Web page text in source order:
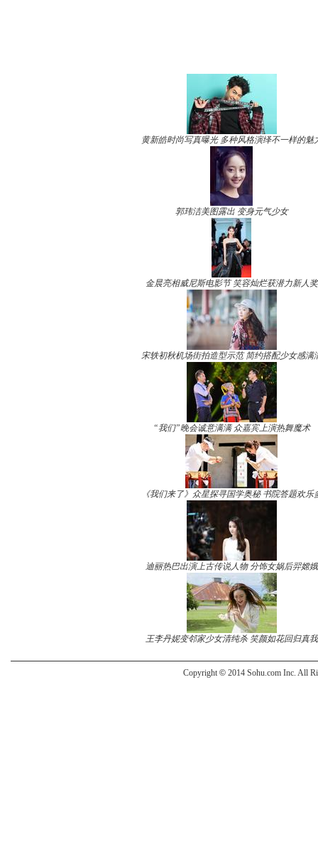
黄新皓时尚写真曝光 多种风格演绎不一样的魅
郭玮洁美图露出 变身元气少女
金晨亮相威尼斯电影节 笑容灿烂获潜力新人奖
宋轶初秋机场街拍造型示范 简约搭配少女感满
“我们”晚会诚意满满 众嘉宾上演热舞魔术
《我们来了》众星探寻国学奥秘 书院答题欢乐
迪丽热巴出演上古传说人物 分饰女娲后羿嫦娥
王李丹妮变邻家少女清纯杀 笑颜如花回归真我
Copyright © 2014 Sohu.com Inc. All